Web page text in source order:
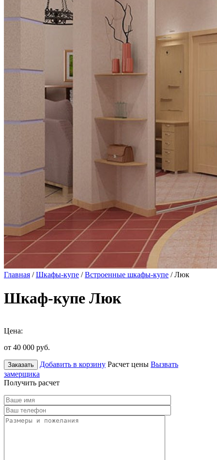
Главная /Шкафы-купе /Встроенные шкафы-купе / Люк
Шкаф-купе Люк
Цена:
от 40 000 руб.
Заказать Добавить в корзину Расчет цены Вызвать
замерщика
Получить расчет